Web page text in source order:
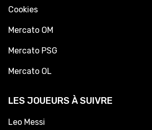
Cookies
Mercato OM
Mercato PSG
Mercato OL
LES JOUEURS À SUIVRE
Leo Messi